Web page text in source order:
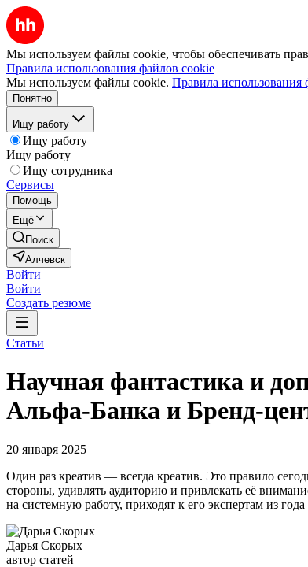
Мы используем файлы cookie, чтобы обеспечивать
Правила использования файлов cookie
Мы используем файлы cookie. Правила использования
Понятно
Ищу работу
Ищу работу
Ищу работу
Ищу сотрудника
Сервисы
Помощь
Ещё
Поиск
Алчевск
Войти
Войти
Создать резюме
Статьи
Научная фантастика и
Альфа-Банка и Бренд-
20 января 2025
Один раз креатив — всегда креатив. Это правило
стороны, удивлять аудиторию и привлекать её
на системную работу, приходят к его экспертам из
Дарья Скорых
автор статей